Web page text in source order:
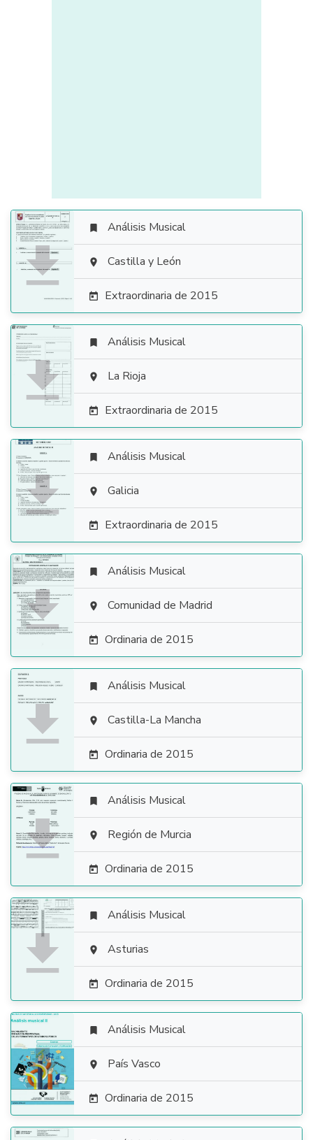

 Análisis Musical
 Castilla y León
 Extraordinaria de 2015

 Análisis Musical
 La Rioja
 Extraordinaria de 2015

 Análisis Musical
 Galicia
 Extraordinaria de 2015

 Análisis Musical
 Comunidad de Madrid
 Ordinaria de 2015

 Análisis Musical
 Castilla-La Mancha
 Ordinaria de 2015

 Análisis Musical
 Región de Murcia
 Ordinaria de 2015

 Análisis Musical
 Asturias
 Ordinaria de 2015

 Análisis Musical
 País Vasco
 Ordinaria de 2015